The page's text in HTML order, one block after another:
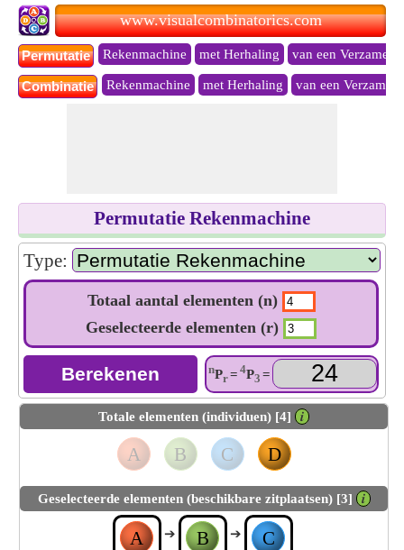
www.visualcombinatorics.com
Permutatie Rekenmachine met Herhaling van een
Combinatie Rekenmachine met Herhaling van een
Permutatie Rekenmachine
Type:
Totaal aantal elementen (n)
Geselecteerde elementen (r)
nPr= 4P3 =
Totale elementen (individuen) [4] 𝒊
A B C D
Geselecteerde elementen (beschikbare zitplaatsen) [3] 𝒊
A ➔ B ➔ C